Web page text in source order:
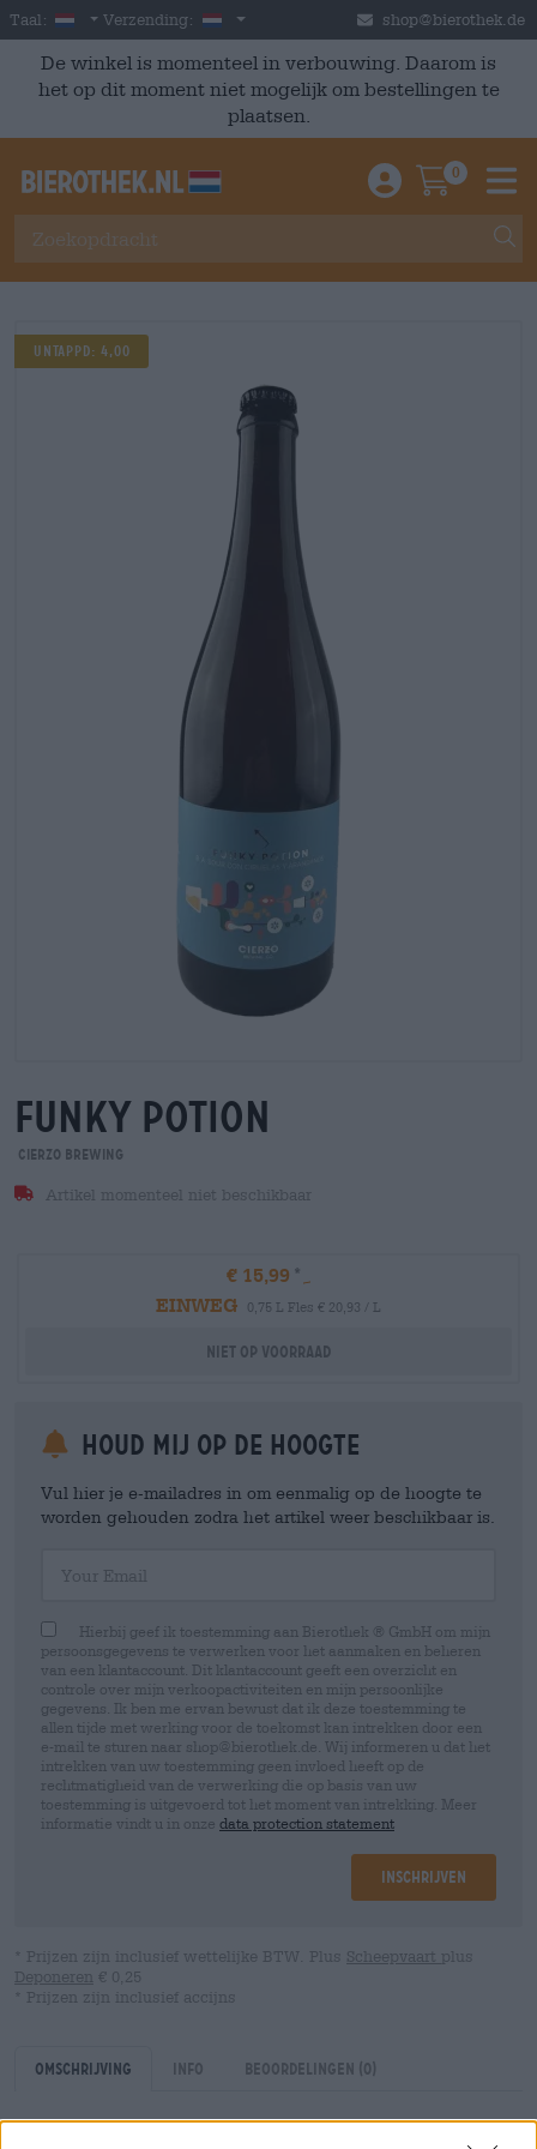
Skip to main content
Taal: Dutch
Verzending: Nederland shop@bierothek.de
De winkel is momenteel in verbouwing. Daarom is
het op dit moment niet mogelijk om bestellingen te
plaatsen.
Einloggen /
0
UNTAPPD: 4,00
funky potion
Cierzo Brewing
Artikel momenteel niet beschikbaar
€ 15,99
EINWEG
0,75 L Fles € 20,93 / L
Niet op voorraad
Houd mij op de hoogte
Vul hier je e-mailadres in om eenmalig op de hoogte te
worden gehouden zodra het artikel weer beschikbaar is.
Hierbij geef ik toestemming aan Bierothek ® GmbH om mijn
persoonsgegevens te verwerken voor het aanmaken en beheren
van een klantaccount. Dit klantaccount geeft een overzicht en
controle over mijn verkoopactiviteiten en mijn persoonlijke
gegevens. Ik ben me ervan bewust dat ik deze toestemming te
allen tijde met werking voor de toekomst kan intrekken door een
e-mail te sturen naar shop@bierothek.de. Wij informeren u dat het
intrekken van uw toestemming geen invloed heeft op de
rechtmatigheid van de verwerking die op basis van uw
toestemming is uitgevoerd tot het moment van intrekking. Meer
informatie vindt u in onze data protection statement
Inschrijven
* Prijzen zijn inclusief wettelijke BTW. Plus Scheepvaart plus
Deponeren € 0,25
* Prijzen zijn inclusief accijns
Omschrijving Info Beoordelingen (0)